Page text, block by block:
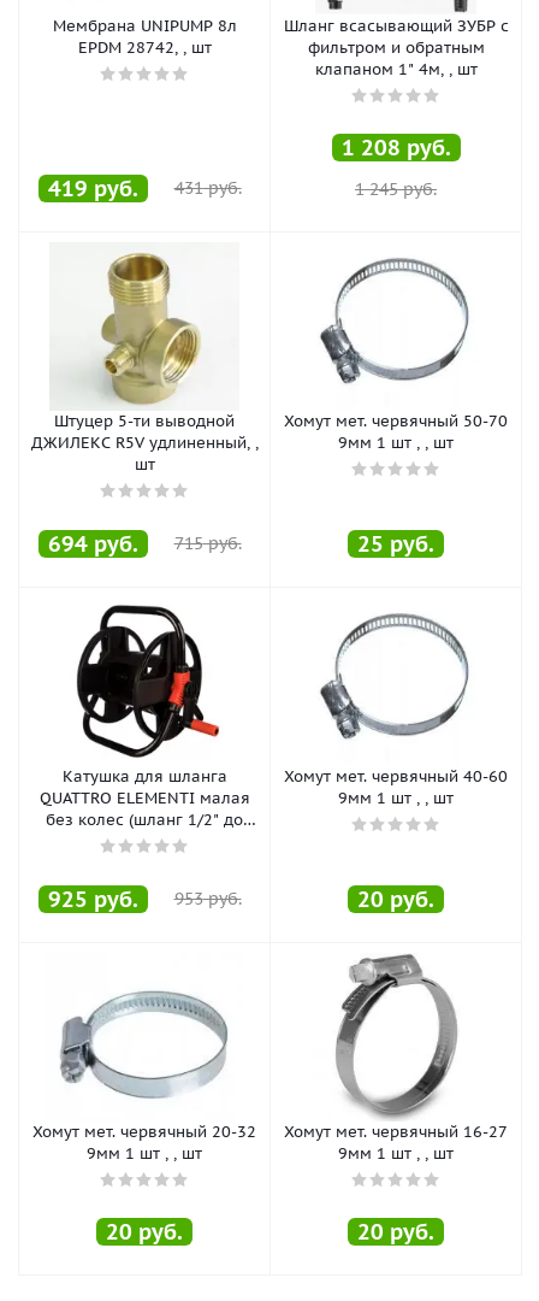
Мембрана UNIPUMP 8л
EPDM 28742, , шт
419 руб. 431руб.
Шланг всасывающий ЗУБР с
фильтром и обратным
клапаном 1" 4м, , шт
1 208 руб.
1 245руб.
Штуцер 5-ти выводной
ДЖИЛЕКС R5V удлиненный, ,
шт
694руб. 715руб.
Хомут мет. червячный 50-70
9мм 1 шт , , шт
25 руб.
Катушка для шланга
QUATTRO ELEMENTI малая
без колес (шланг 1/2" до
25м, 3/4 до 15м), , шт
925 руб. 953руб.
Хомут мет. червячный 40-60
9мм 1 шт , , шт
20 руб.
Хомут мет. червячный 20-32
9мм 1 шт , , шт
20 руб.
Хомут мет. червячный 16-27
9мм 1 шт , , шт
20 руб.